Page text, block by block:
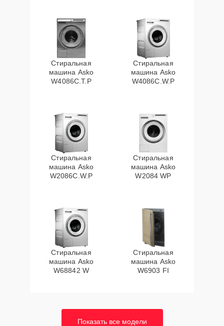
Стиральная
машина Asko
W4086C.T.P
Стиральная
машина Asko
W4086C.W.P
Стиральная
машина Asko
W2086C.W.P
Стиральная
машина Asko
W2084 WP
Стиральная
машина Asko
W68842 W
Стиральная
машина Asko
W6903 FI
Показать все модели